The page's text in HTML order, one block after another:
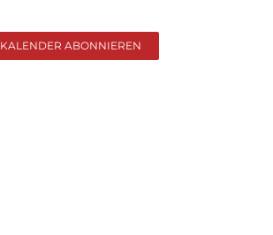
KALENDER ABONNIEREN